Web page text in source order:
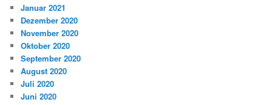
Januar 2021
Dezember 2020
November 2020
Oktober 2020
September 2020
August 2020
Juli 2020
Juni 2020